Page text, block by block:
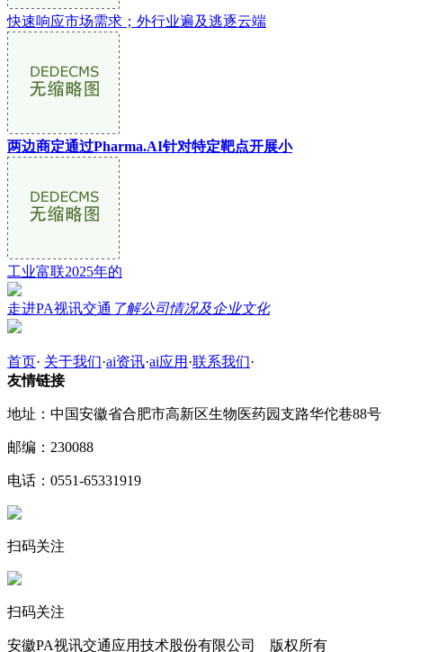
快速响应市场需求；外行业遍及逃逐云端
两边商定通过Pharma.AI针对特定靶点开展小
工业富联2025年的
走进PA视讯交通 了解公司情况及企业文化
首页· 关于我们·ai资讯·ai应用 ·联系我们·
友情链接
地址：中国安徽省合肥市高新区生物医药园支路华佗巷88号
邮编：230088
电话：0551-65331919
扫码关注
扫码关注
安徽PA视讯交通应用技术股份有限公司 版权所有